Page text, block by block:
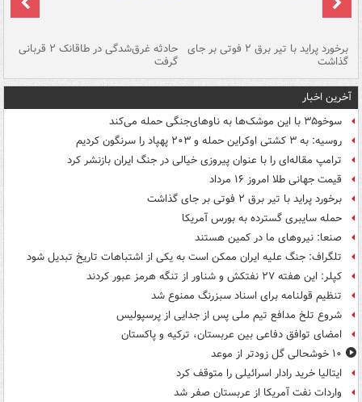
برخورد پراید با تیر برق ۲ فوتی بر جای
گذاشت
حادثه غرق‌شدگی در طاقانک ۲ قربانی
گرفت
آخرین اخبار
سوخو۳۵ با این موشک‌ها به ناوهای‌جنگی حمله می‌کند
روسیه: به ۳ کشتی اوکراین حمله و ۲۰۳ پهپاد را سرنگون کردیم
ترامپ مقاله‌ای را با عنوان پیروزی خیالی در جنگ ایران بازنشر کرد
قیمت جهانی طلا امروز ۱۶ مرداد
برخورد پراید با تیر برق ۲ فوتی بر جای گذاشت
حمله سایبری گسترده به بورس آمریکا
صنعا: نیروهای ما در کمین‌ هستند
تلگراف: جنگ علیه ایران ممکن است به یکی از اشتباهات تاریخ تبدیل شود
کپلر: این هفته ۲۷ نفتکش و شناور از تنگه هرمز عبور کردند
تنظیم قولنامه برای اسناد سبزرنگ ممنوع شد
شروع تلخ مدافع تیم ملی پس از جدایی از پرسپولیس
امضای توافق دفاعی بین عربستان، ترکیه و پاکستان
۱۰ خوشحالی گل زودتر از موعد
ایتالیا خرید رادار اسرائیلی را متوقف کرد
واردات نفت آمریکا از عربستان صفر شد